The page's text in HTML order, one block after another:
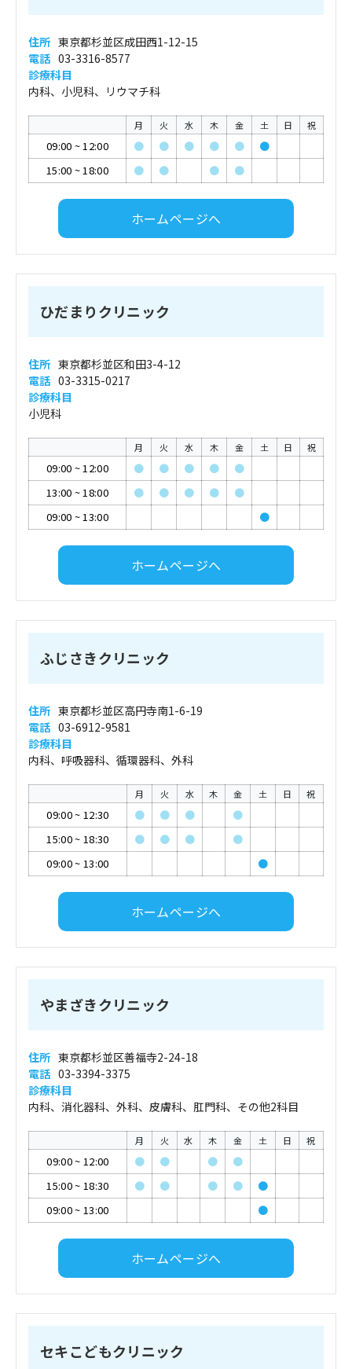
住所 東京都杉並区成田西1-12-15
電話 03-3316-8577
診療科目
内科、小児科、リウマチ科
月 火 水 木 金 土 日 祝
09:00 ~12:00 ● ● ● ● ●
●
15:00 ~18:00 ● ● ● ●
ホームページへ
ひだまりクリニック
住所 東京都杉並区和田3-4-12
電話 03-3315-0217
診療科目
小児科
月 火 水 木 金 土 日 祝
09:00 ~12:00 ● ● ● ●
●
13:00 ~18:00 ● ● ● ●
●
09:00 ~13:00 ●
ホームページへ
ふじさきクリニック
住所 東京都杉並区高円寺南1-6-19
電話 03-6912-9581
診療科目
内科、呼吸器科、循環器科、外科
月 火 水 木 金 土 日 祝
09:00~ 12:30 ● ● ●
●
15:00~ 18:30 ● ● ●
●
09:00~ 13:00 ●
ホームページへ
やまざきクリニック
住所 東京都杉並区善福寺2-24-18
電話 03-3394-3375
診療科目
内科、消化器科、外科、皮膚科、肛門科、その他2科目
月 火 水 木 金 土 日 祝
09:00~ 12:00 ● ● ●
●
15:00~ 18:30 ● ● ● ●
●
09:00~ 13:00 ●
ホームページへ
セキこどもクリニック